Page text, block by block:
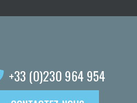
+33 (0)230 964 954